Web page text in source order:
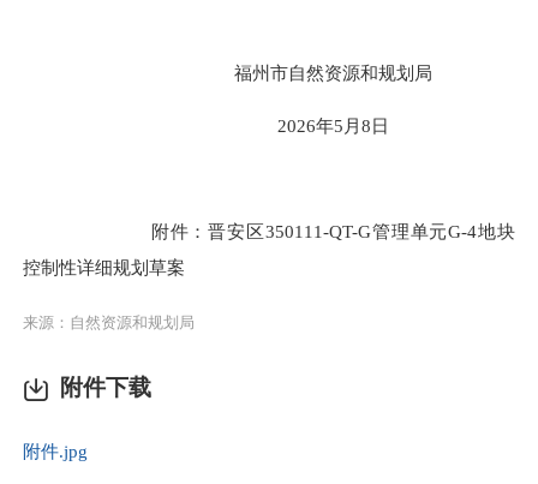
福州市自然资源和规划局
2026年5 月8日
附件：晋安区350111-QT-G管理单元G-4地块
控制性详细规划草案
来源：自然资源和规划局
附件下载
附件.jpg